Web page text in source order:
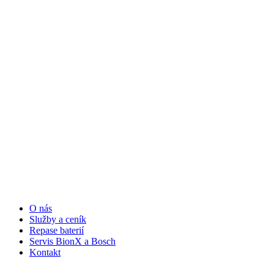
O nás
Služby a ceník
Repase baterií
Servis BionX a Bosch
Kontakt